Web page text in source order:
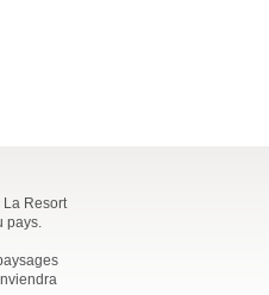
Resort
pays.